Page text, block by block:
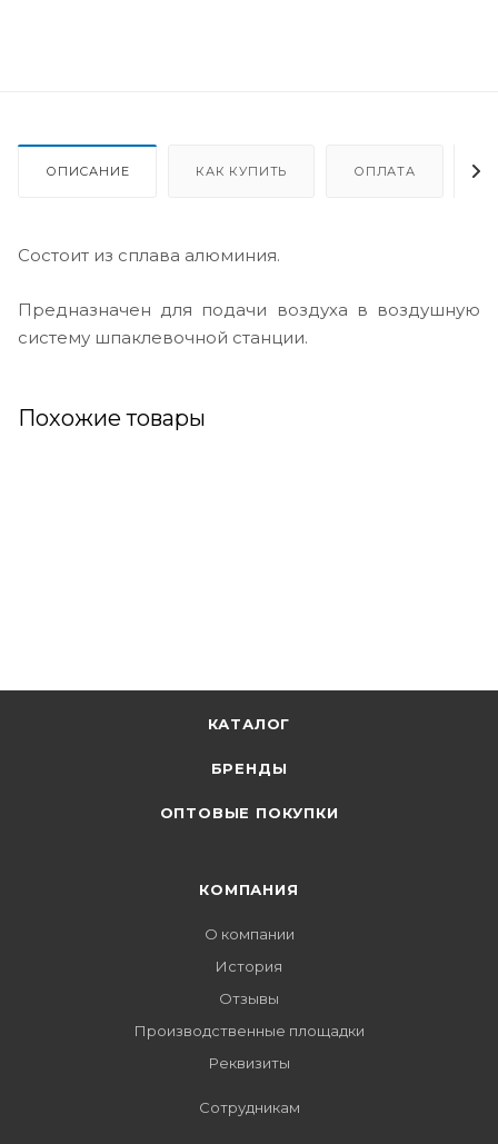
ОПИСАНИЕ КАК КУПИТЬ ОПЛАТА
Состоит из сплава алюминия.
Предназначен для подачи воздуха в воздушную
систему шпаклевочной станции.
Похожие товары
КАТАЛОГ
БРЕНДЫ
ОПТОВЫЕ ПОКУПКИ
КОМПАНИЯ
О компании
История
Отзывы
Производственные площадки
Реквизиты
Сотрудникам